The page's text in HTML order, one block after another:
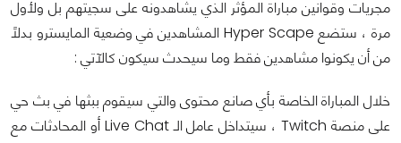
مجريات وقوانين مباراة المؤثر الذي يشاهدونه على سجيتهم بل ولأول
مرة ، ستضع Hyper Scape المشاهدين في وضعية المايسترو بدلاً
من أن يكونوا مشاهدين فقط وما سيحدث سيكون كالآتي :
خلال المباراة الخاصة بأي صانع محتوى والتي سيقوم ببثها في بث حي
على منصة Twitch ، سيتداخل عامل الـ Live Chat أو المحادثات مع